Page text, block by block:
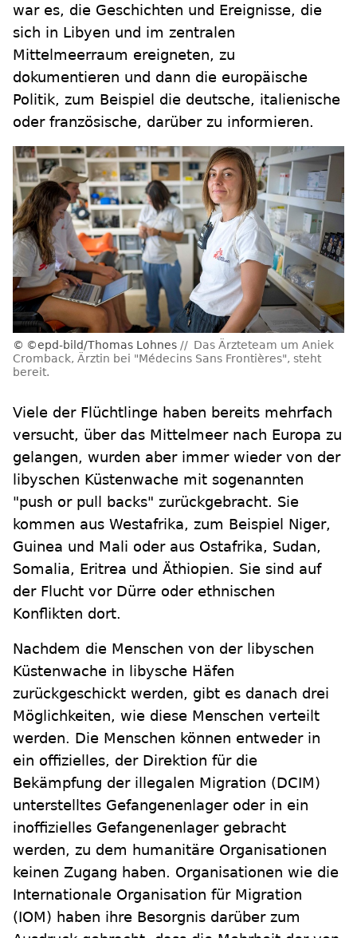
war es, die Geschichten und Ereignisse, die
sich in Libyen und im zentralen
Mittelmeerraum ereigneten, zu
dokumentieren und dann die europäische
Politik, zum Beispiel die deutsche, italienische
oder französische, darüber zu informieren.
©epd-bild/Thomas Lohnes
Das Ärzteteam um Aniek
Cromback, Ärztin bei "Médecins Sans Frontières", steht
bereit.
Viele der Flüchtlinge haben bereits mehrfach
versucht, über das Mittelmeer nach Europa zu
gelangen, wurden aber immer wieder von der
libyschen Küstenwache mit sogenannten
"push or pull backs" zurückgebracht. Sie
kommen aus Westafrika, zum Beispiel Niger,
Guinea und Mali oder aus Ostafrika, Sudan,
Somalia, Eritrea und Äthiopien. Sie sind auf
der Flucht vor Dürre oder ethnischen
Konflikten dort.
Nachdem die Menschen von der libyschen
Küstenwache in libysche Häfen
zurückgeschickt werden, gibt es danach drei
Möglichkeiten, wie diese Menschen verteilt
werden. Die Menschen können entweder in
ein offizielles, der Direktion für die
Bekämpfung der illegalen Migration (DCIM)
unterstelltes Gefangenenlager oder in ein
inoffizielles Gefangenenlager gebracht
werden, zu dem humanitäre Organisationen
keinen Zugang haben. Organisationen wie die
Internationale Organisation für Migration
(IOM) haben ihre Besorgnis darüber zum